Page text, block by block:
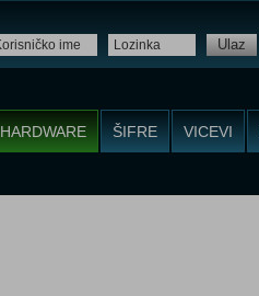
Ulaz
HARDWARE ŠIFRE VICEVI